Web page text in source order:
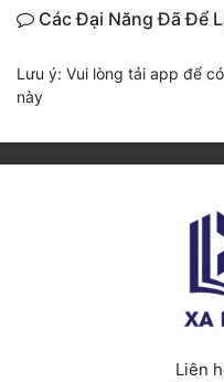
Các Đại Năng Đã Để
Lưu ý: Vui lòng tải app để
này
Liên